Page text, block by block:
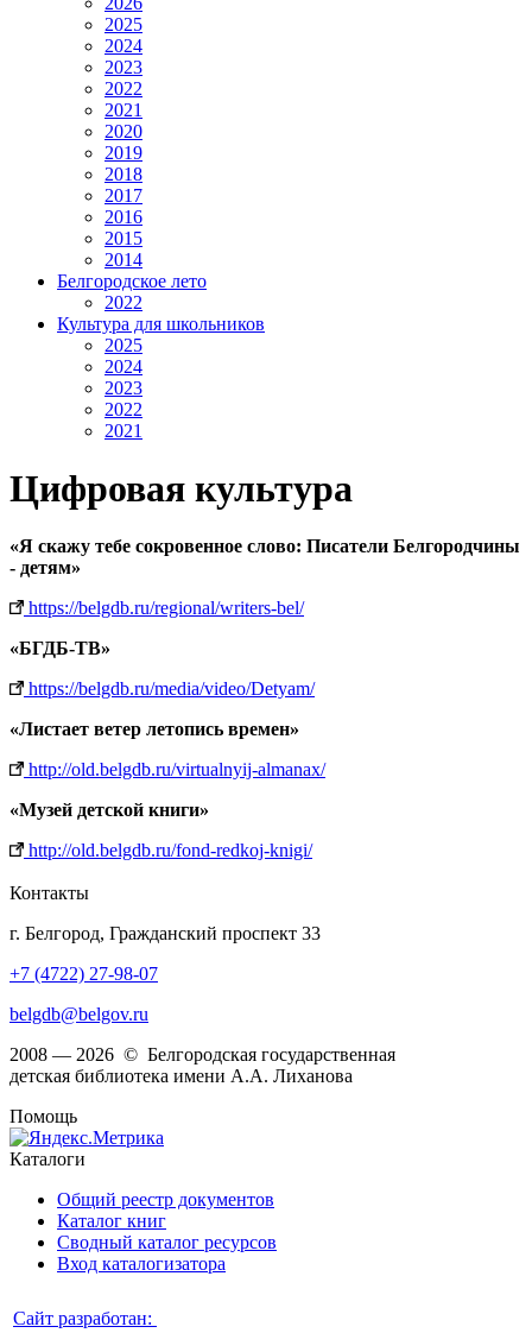
2025
2024
2023
2022
2021
2020
2019
2018
2017
2016
2015
2014
Белгородское лето
2022
Культура для школьников
2025
2024
2023
2022
2021
Цифровая культура
«Я скажу тебе сокровенное слово: Писатели Белгородчины
- детям»
https://belgdb.ru/regional/writers-bel/
«БГДБ-ТВ»
https://belgdb.ru/media/video/Detyam/
«Листает ветер летопись времен»
http://old.belgdb.ru/virtualnyij-almanax/
«Музей детской книги»
http://old.belgdb.ru/fond-redkoj-knigi/
Контакты
г. Белгород, Гражданский проспект 33
+7 (4722) 27-98-07
belgdb@belgov.ru
2008 — 2026 © Белгородская государственная
детская библиотека имени А.А. Лиханова
Помощь
Каталоги
Общий реестр документов
Каталог книг
Сводный каталог ресурсов
Вход каталогизатора
Сайт разработан: